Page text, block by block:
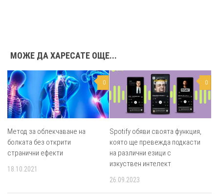
МОЖЕ ДА ХАРЕСАТЕ ОЩЕ...
0
Метод за облекчаване на
болката без открити
странични ефекти
18.10.2021
0
Spotify обяви своята функция,
която ще превежда подкасти
на различни езици с
изкуствен интелект
26.09.2023